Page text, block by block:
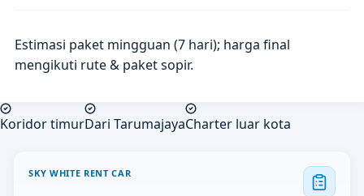
Estimasi paket mingguan (7 hari); harga final
mengikuti rute & paket sopir.
Koridor timurDari TarumajayaCharter luar kota
SKY WHITE RENT CAR